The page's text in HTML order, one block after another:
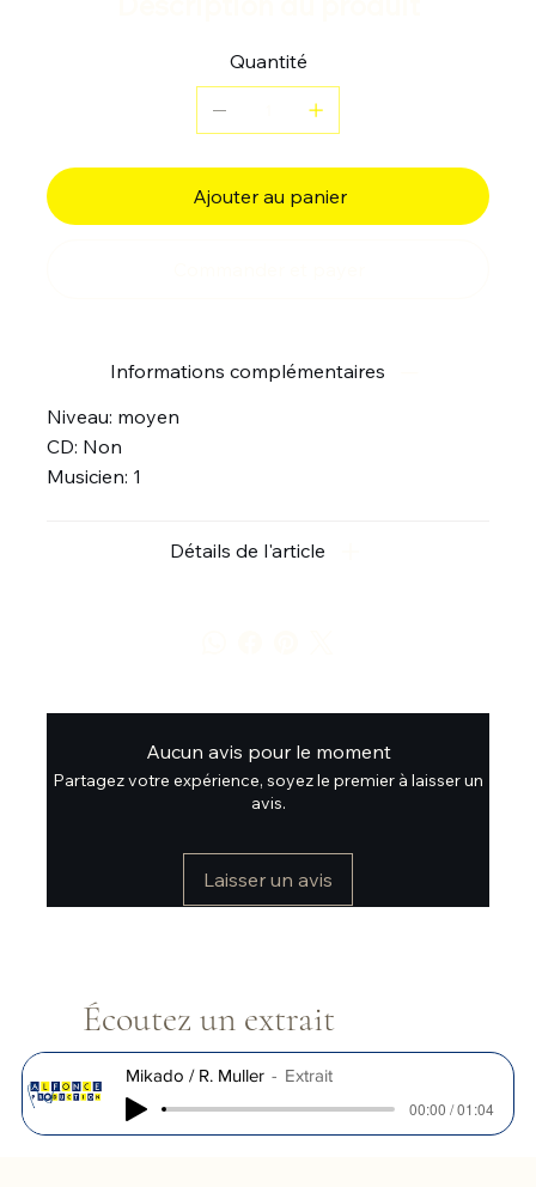
Quantité
Ajouter au panier
Informations complémentaires
Niveau: moyen
CD: Non
Musicien: 1
Détails de l'article
Aucun avis pour le moment
Partagez votre expérience, soyez le premier à laisser un
avis.
Laisser un avis
Écoutez un extrait
Mikado / R. Muller
Extrait
00:00 / 01:04